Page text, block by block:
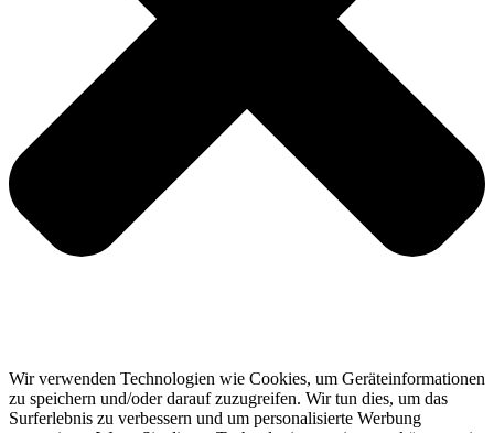
Wir verwenden Technologien wie Cookies, um Geräteinformationen
zu speichern und/oder darauf zuzugreifen. Wir tun dies, um das
Surferlebnis zu verbessern und um personalisierte Werbung